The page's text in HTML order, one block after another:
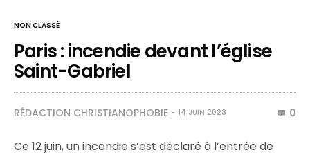
NON CLASSÉ
Paris : incendie devant l’église
Saint-Gabriel
RÉDACTION CHRISTIANOPHOBIE 14 JUIN 2023 0
Ce 12 juin, un incendie s’est déclaré à l’entrée de